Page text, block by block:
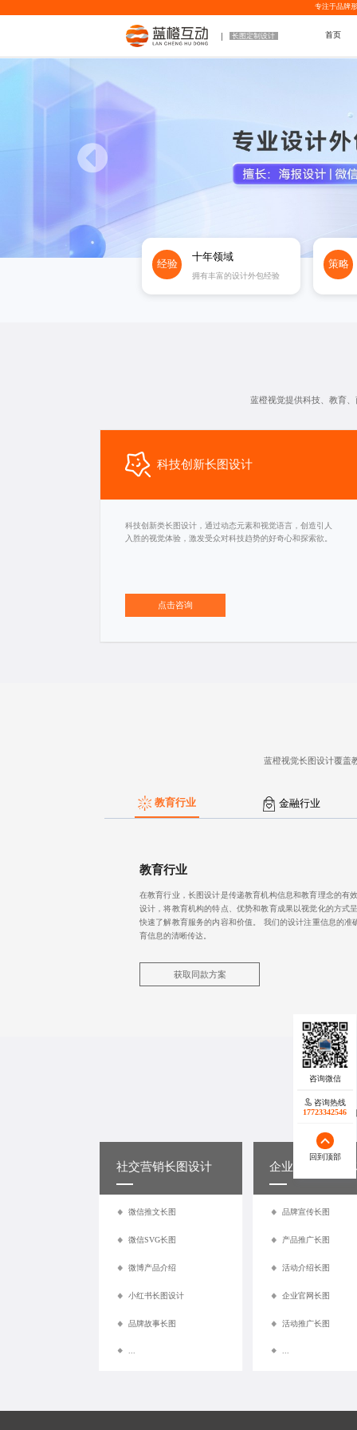
专注于品牌
长图定制设计 首页
经验
十年领域
拥有丰富的设计外包经验
策略
蓝橙视觉提供科技、教育
科技创新长图设计
科技创新类长图设计，通过动态元素和视觉语言，创造引人
入胜的视觉体验，激发受众对科技趋势的好奇心和探索欲。
点击咨询
蓝橙视觉长图设计覆盖
教育行业 金融行业
教育行业
在教育行业，长图设计是传递教育机构信息和教育理念的有
设计，将教育机构的特点、优势和教育成果以视觉化的方式
快速了解教育服务的内容和价值。 我们的设计注重信息的准
育信息的清晰传达。
获取同款方案
蓝橙视
社交营销长图设计
微信推文长图
微信SVG长图
微博产品介绍
小红书长图设计
品牌故事长图
企业 宣传长图设
品牌宣传长图
产品推广长图
活动介绍长图
企业官网长图
活动推广长图
咨询热线
17723342546
回到顶部